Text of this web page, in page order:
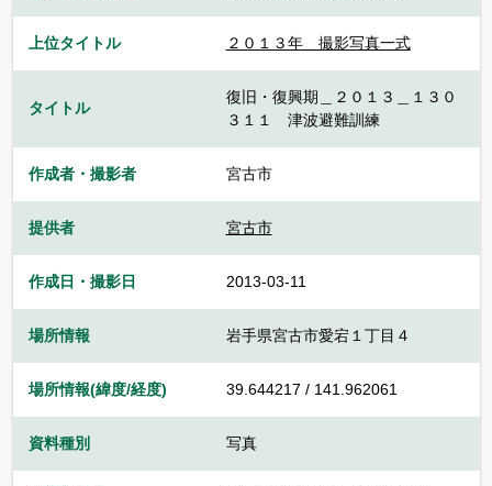
上位タイトル ２０１３年 撮影写真一式
タイトル
復旧・復興期＿２０１３＿１３０
３１１ 津波避難訓練
作成者・撮影者 宮古市
提供者 宮古市
作成日・撮影日 2013-03-11
場所情報 岩手県宮古市愛宕１丁目４
場所情報(緯度/経度) 39.644217 / 141.962061
資料種別 写真